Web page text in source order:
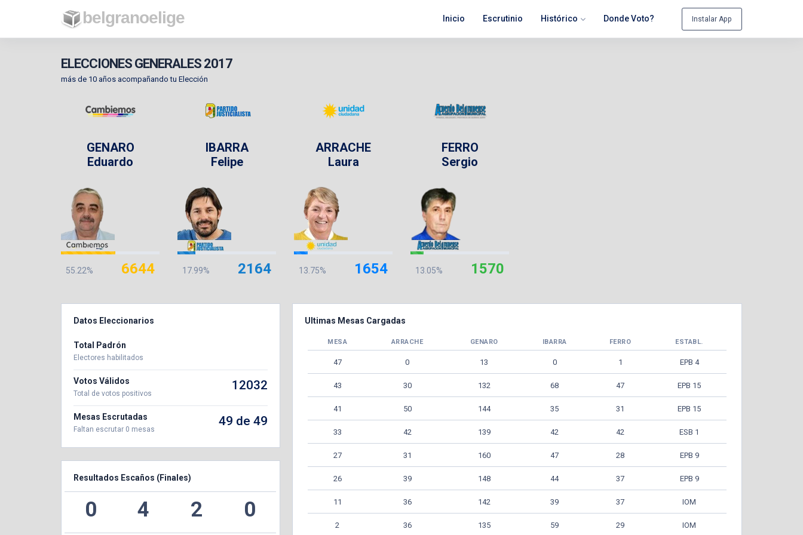
belgranoelige Inicio Escrutinio Histórico Donde Voto? Instalar App
ELECCIONES GENERALES 2017
más de 10 años acompañando tu Elección
GENARO
Eduardo
55.22% 6644
IBARRA
Felipe
17.99% 2164
ARRACHE
Laura
13.75% 1654
FERRO
Sergio
13.05% 1570
Datos Eleccionarios
Total Padrón
Electores habilitados
Votos Válidos
Total de votos positivos
12032
Mesas Escrutadas
Faltan escrutar 0 mesas
49 de 49
Resultados Escaños (Finales)
0 4 2 0
Ultimas Mesas Cargadas
MESA ARRACHE GENARO IBARRA FERRO ESTABL.
47 0 13 0 1 EPB 4
43 30 132 68 47 EPB 15
41 50 144 35 31 EPB 15
33 42 139 42 42 ESB 1
27 31 160 47 28 EPB 9
26 39 148 44 37 EPB 9
11 36 142 39 37 IOM
2 36 135 59 29 IOM